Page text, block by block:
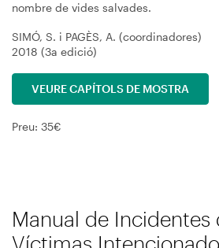
nombre de vides salvades.
SIMÓ, S. i PAGÈS, A. (coordinadores)
2018 (3a edició)
VEURE CAPÍTOLS DE MOSTRA
Preu: 35€
Manual de Incidentes
Víctimas